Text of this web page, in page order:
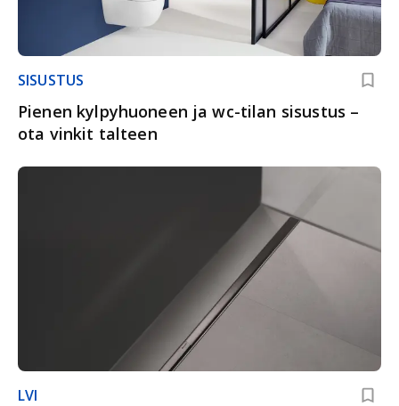
SISUSTUS
Pienen kylpyhuoneen ja wc-tilan sisustus –
ota vinkit talteen
LVI